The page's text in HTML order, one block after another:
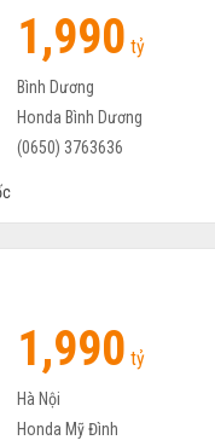
1,990 tỷ
Bình Dương
Honda Bình Dương
(0650) 3763636
1,990 tỷ
Hà Nội
Honda Mỹ Đình